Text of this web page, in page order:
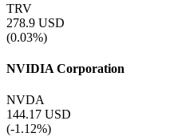
TRV
278.9 USD
(0.03%)
NVIDIA Corporation
NVDA
144.17 USD
(-1.12%)